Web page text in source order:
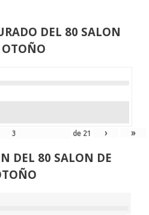
DEL 80 SALON
OTOÑO
de 21 › »
DEL 80 SALON DE